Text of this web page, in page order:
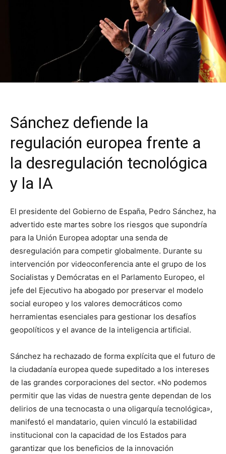
Sánchez defiende la
regulación europea frente a
la desregulación tecnológica
y la IA
El presidente del Gobierno de España, Pedro Sánchez, ha
advertido este martes sobre los riesgos que supondría
para la Unión Europea adoptar una senda de
desregulación para competir globalmente. Durante su
intervención por videoconferencia ante el grupo de los
Socialistas y Demócratas en el Parlamento Europeo, el
jefe del Ejecutivo ha abogado por preservar el modelo
social europeo y los valores democráticos como
herramientas esenciales para gestionar los desafíos
geopolíticos y el avance de la inteligencia artificial.
Sánchez ha rechazado de forma explícita que el futuro de
la ciudadanía europea quede supeditado a los intereses
de las grandes corporaciones del sector. «No podemos
permitir que las vidas de nuestra gente dependan de los
delirios de una tecnocasta o una oligarquía tecnológica»,
manifestó el mandatario, quien vinculó la estabilidad
institucional con la capacidad de los Estados para
garantizar que los beneficios de la innovación